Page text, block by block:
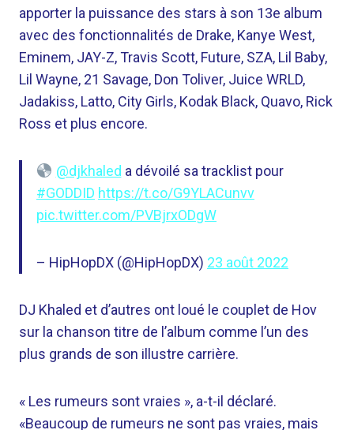
apporter la puissance des stars à son 13e album
avec des fonctionnalités de Drake, Kanye West,
Eminem, JAY-Z, Travis Scott, Future, SZA, Lil Baby,
Lil Wayne, 21 Savage, Don Toliver, Juice WRLD,
Jadakiss, Latto, City Girls, Kodak Black, Quavo, Rick
Ross et plus encore.
@djkhaled a dévoilé sa tracklist pour
#GODDID https://t.co/G9YLACunvv
pic.twitter.com/PVBjrxODgW
– HipHopDX (@HipHopDX) 23 août 2022
DJ Khaled et d’autres ont loué le couplet de Hov
sur la chanson titre de l’album comme l’un des
plus grands de son illustre carrière.
« Les rumeurs sont vraies », a-t-il déclaré.
«Beaucoup de rumeurs ne sont pas vraies, mais